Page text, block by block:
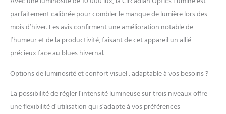
caractéristiques que vous
devriez rechercher dans
une lampe de
luminothérapie. Lampe
unique : nos lampes sont
pour vous arrêter et
regarder. Ce sont des
lampes avec un point de
vue. Les designs audacieux
parfaitement calibrée pour combler le manque de lumière lors des
mois d’hiver. Les avis confirment une amélioration notable de
l’humeur et de la productivité, faisant de cet appareil un allié
précieux face au blues hivernal.
Options de luminosité et confort visuel : adaptable à vos besoins ?
La possibilité de régler l’intensité lumineuse sur trois niveaux offre
une flexibilité d’utilisation qui s’adapte à vos préférences